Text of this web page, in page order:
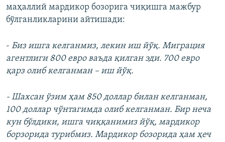
маҳаллий мардикор бозорига чиқишга мажбур
бўлганликларини айтишади:
- Биз ишга келганмиз, лекин иш йўқ. Миграция
агентлиги 800 евро ваъда қилган эди. 700 евро
қарз олиб келганман – иш йўқ.
- Шахсан ўзим ҳам 850 доллар билан келганман,
100 доллар чўнтагимда олиб келганман. Бир неча
кун бўлдики, ишга чиққанимиз йўқ, мардикор
борзорида турибмиз. Мардикор бозорида ҳам ҳеч